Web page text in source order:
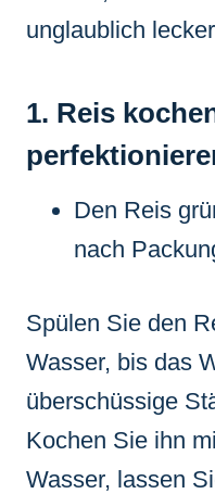
unglaublich
1. Reis
Den Reis
nach
Spülen Sie den
Wasser, bis das
überschüssige
Kochen Sie ihn
Wasser, lassen